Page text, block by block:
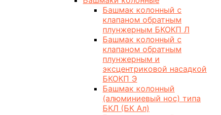
Башмак колонный с
клапаном обратным
плунжерным БКОКП Л
Башмак колонный с
клапаном обратным
плунжерным и
эксцентриковой насадкой
БКОКП Э
Башмак колонный
(алюминиевый нос) типа
БКЛ (БК Ал)